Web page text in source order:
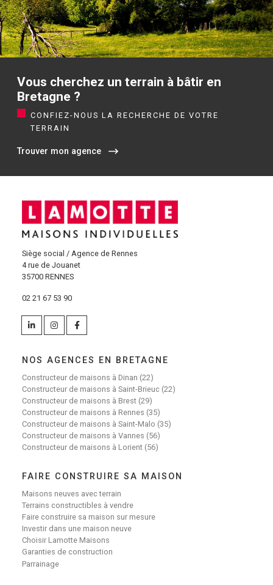
Vous cherchez un terrain à bâtir en
Bretagne ?
CONFIEZ-NOUS LA RECHERCHE DE VOTRE
TERRAIN
Trouver mon agence
Siège social / Agence de Rennes
4 rue de Jouanet
35700 RENNES
02 21 67 53 90
NOS AGENCES EN BRETAGNE
Constructeur de maisons à Dinan (22)
Constructeur de maisons à Saint-Brieuc (22)
Constructeur de maisons à Brest (29)
Constructeur de maisons à Rennes (35)
Constructeur de maisons à Saint-Malo (35)
Constructeur de maisons à Vannes (56)
Constructeur de maisons à Lorient (56)
FAIRE CONSTRUIRE SA MAISON
Maisons neuves avec terrain
Terrains constructibles à vendre
Faire construire sa maison sur mesure
Investir dans une maison neuve
Choisir Lamotte Maisons
Garanties de construction
Parrainage